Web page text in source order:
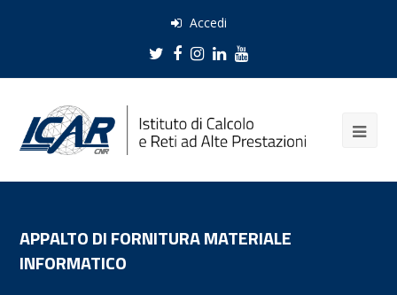
Accedi
Twitter
Facebook
Instagram
LinkedIn
Youtube
APPALTO DI FORNITURA MATERIALE
INFORMATICO